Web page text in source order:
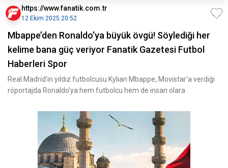
https://www.fanatik.com.tr
12 Ekim 2025 20:52
Mbappe’den Ronaldo’ya büyük övgü! Söylediği her
kelime bana güç veriyor Fanatik Gazetesi Futbol
Haberleri Spor
Real Madrid'in yıldız futbolcusu Kylian Mbappe, Movistar'a verdiği
röportajda Ronaldo'ya hem futbolcu hem de insan olara